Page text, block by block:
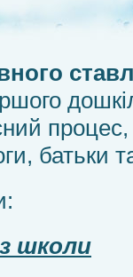
батьки
школи